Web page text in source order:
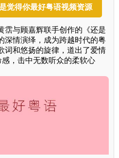
觉得你最好粤语视频资源
霑与顾嘉辉联手创作的《还是
深情演绎，成为跨越时代的粤
词和悠扬的旋律，道出了爱情
感，击中无数听众的柔软心